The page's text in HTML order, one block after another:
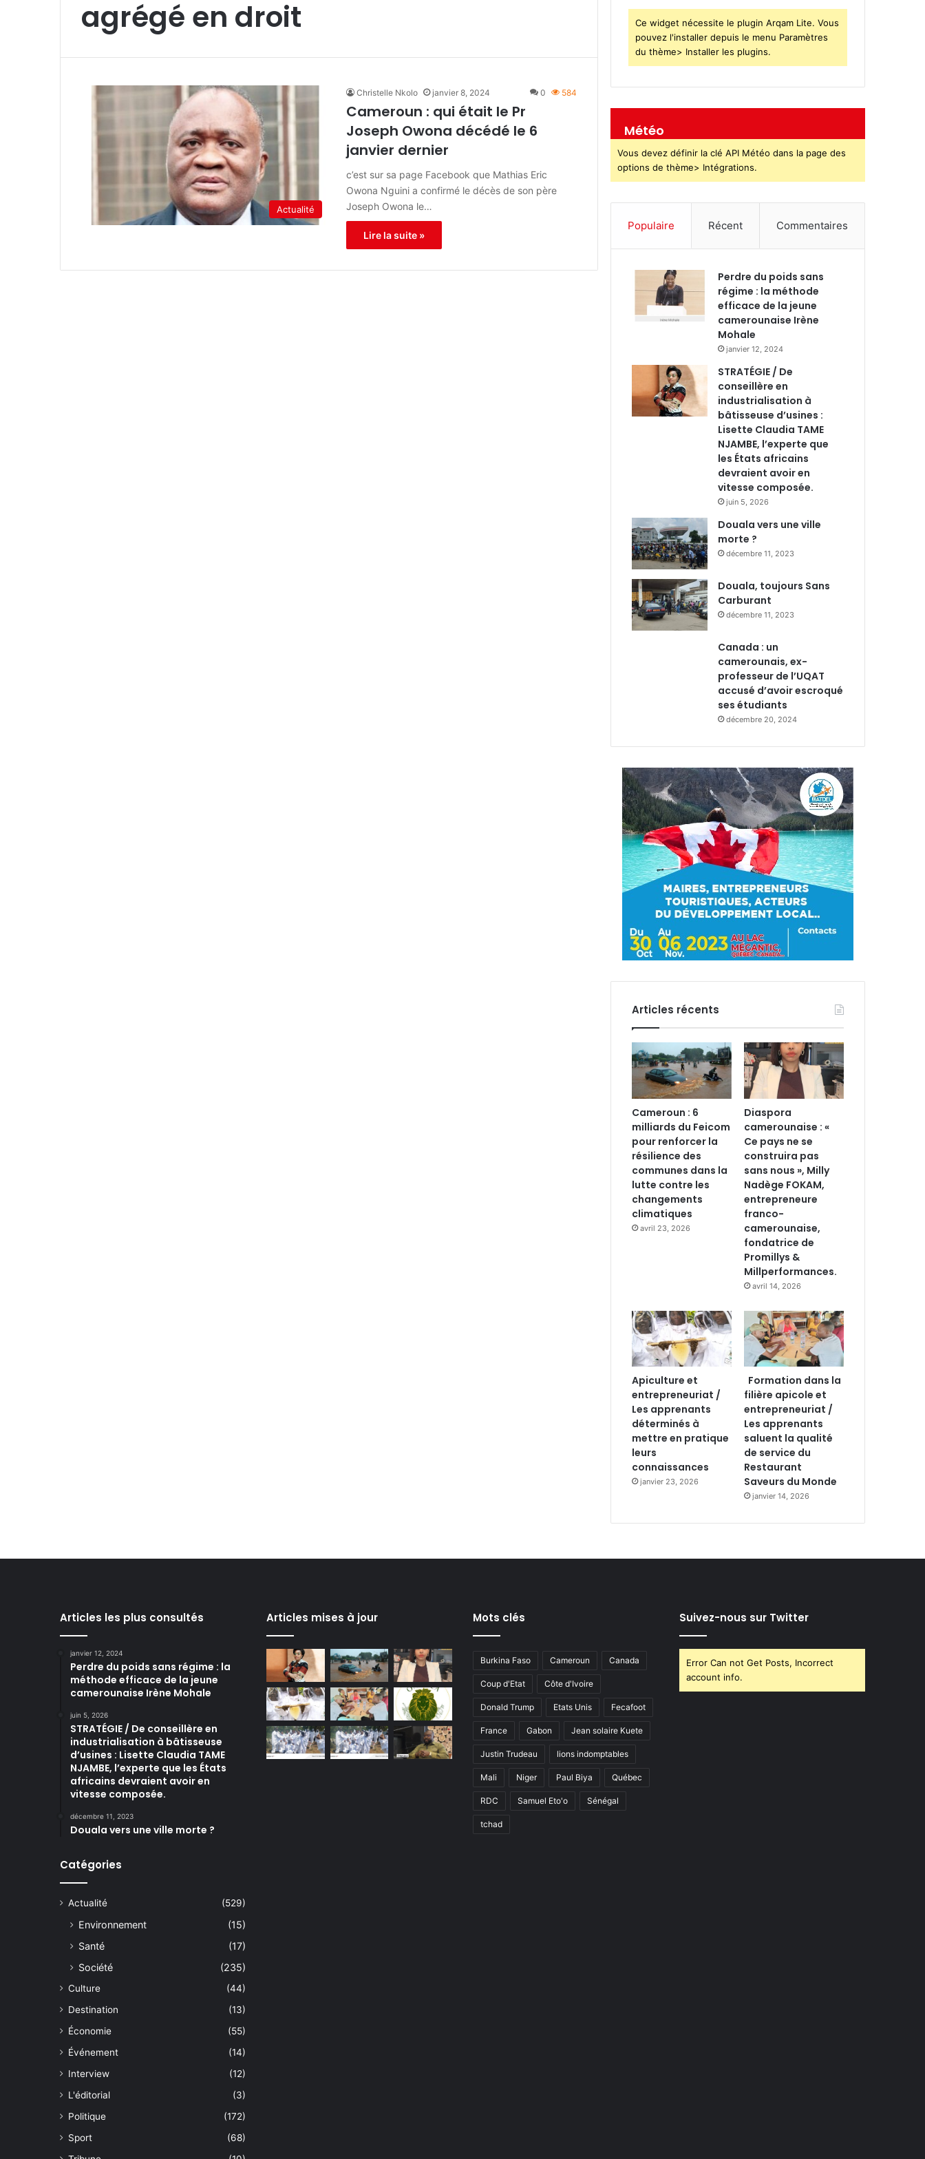
agrégé en droit
Actualité
Christelle Nkolo janvier 8, 2024 0 584
Cameroun : qui était le Pr
Joseph Owona décédé le 6
janvier dernier
c’est sur sa page Facebook que Mathias Eric
Owona Nguini a confirmé le décès de son père
Joseph Owona le…
Lire la suite »
Ce widget nécessite le plugin Arqam Lite. Vous
pouvez l'installer depuis le menu Paramètres
du thème> Installer les plugins.
Météo
Vous devez définir la clé API Météo dans la page des
options de thème> Intégrations.
Populaire Récent Commentaires
Perdre du poids sans
régime : la méthode
efficace de la jeune
camerounaise Irène
Mohale
janvier 12, 2024
STRATÉGIE / De
conseillère en
industrialisation à
bâtisseuse d’usines :
Lisette Claudia TAME
NJAMBE, l’experte que
les États africains
devraient avoir en
vitesse composée.
juin 5, 2026
Douala vers une ville
morte ?
décembre 11, 2023
Douala, toujours Sans
Carburant
décembre 11, 2023
Canada : un
camerounais, ex-
professeur de l’UQAT
accusé d’avoir escroqué
ses étudiants
décembre 20, 2024
Articles récents
Cameroun : 6
milliards du Feicom
pour renforcer la
résilience des
communes dans la
lutte contre les
changements
climatiques
avril 23, 2026
Diaspora
camerounaise : «
Ce pays ne se
construira pas
sans nous », Milly
Nadège FOKAM,
entrepreneure
franco-
camerounaise,
fondatrice de
Promillys &
Millperformances.
avril 14, 2026
Apiculture et
entrepreneuriat /
Les apprenants
déterminés à
mettre en pratique
leurs
connaissances
janvier 23, 2026
Formation dans la
filière apicole et
entrepreneuriat /
Les apprenants
saluent la qualité
de service du
Restaurant
Saveurs du Monde
janvier 14, 2026
Articles les plus consultés
janvier 12, 2024
Perdre du poids sans régime : la
méthode efficace de la jeune
camerounaise Irène Mohale
juin 5, 2026
STRATÉGIE / De conseillère en
industrialisation à bâtisseuse
d’usines : Lisette Claudia TAME
NJAMBE, l’experte que les États
africains devraient avoir en
vitesse composée.
décembre 11, 2023
Douala vers une ville morte ?
Catégories
Actualité (529)
Environnement
(15)
Santé
(17)
Société
(235)
Culture
(44)
Destination
(13)
Économie
(55)
Événement
(14)
Interview
(12)
L'éditorial
(3)
Politique
(172)
Sport
(68)
Articles mises à jour Mots clés
Burkina Faso Cameroun Canada
Coup d'Etat Côte d'Ivoire
Donald Trump Etats Unis Fecafoot
France Gabon Jean solaire Kuete
Justin Trudeau lions indomptables
Mali Niger Paul Biya Québec
RDC Samuel Eto'o Sénégal
tchad
Suivez-nous sur Twitter
Error Can not Get Posts, Incorrect
account info.